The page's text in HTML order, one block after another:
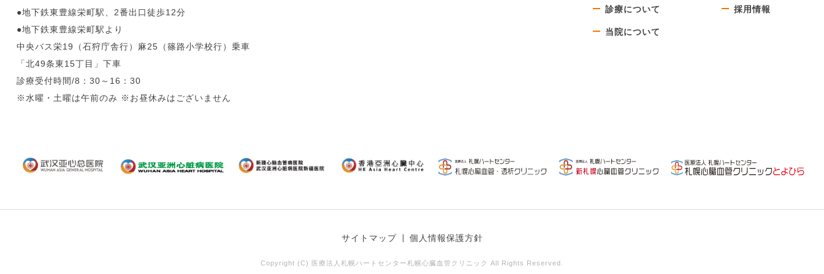
●地下鉄東豊線栄町駅、2番出口徒歩12分
●地下鉄東豊線栄町駅より
中央バス栄19（石狩庁舎行）麻25（篠路小学校行）乗車
「北49条東15丁目」下車
診療受付時間/8：30～16：30
※水曜・土曜は午前のみ ※お昼休みはございません
診療について
当院について
採用情報
サイトマップ 個人情報保護方針
Copyright (C) 医療法人札幌ハートセンター札幌心臓血管クリニック All Rights Reserved.